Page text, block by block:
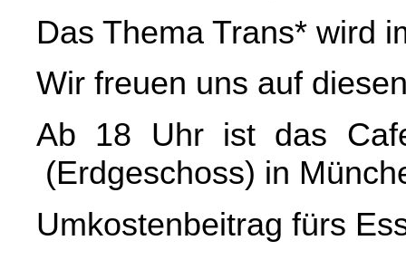
Das Thema Trans* wird
Wir freuen uns auf
Ab 18 Uhr ist das
(Erdgeschoss) in
Umkostenbeitrag fürs